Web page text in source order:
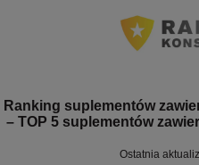
Ranking suplementów
– TOP 5 suplementów
Ostatnia